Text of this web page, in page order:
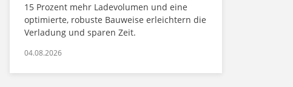
15 Prozent mehr Ladevolumen und eine
optimierte, robuste Bauweise erleichtern die
Verladung und sparen Zeit.
04.08.2026